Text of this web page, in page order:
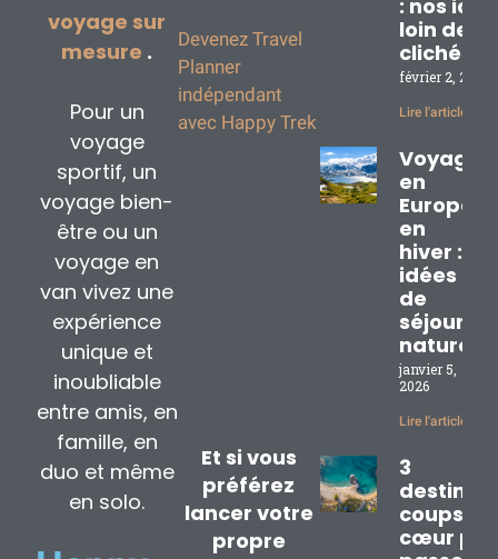
voyage sur
mesure .
Pour un
voyage
sportif, un
voyage bien-
être ou un
voyage en
van vivez une
expérience
unique et
inoubliable
entre amis, en
famille, en
duo et même
en solo.
Devenez Travel
Planner
indépendant
avec Happy Trek
Et si vous
préférez
lancer votre
propre
: nos
loin des
clichés
février 2, 2026
Lire l'article »
Voyage
en
Europe
en
hiver : 3
idées
de
séjours
nature
janvier 5,
2026
Lire l'article »
3
coups de
cœur